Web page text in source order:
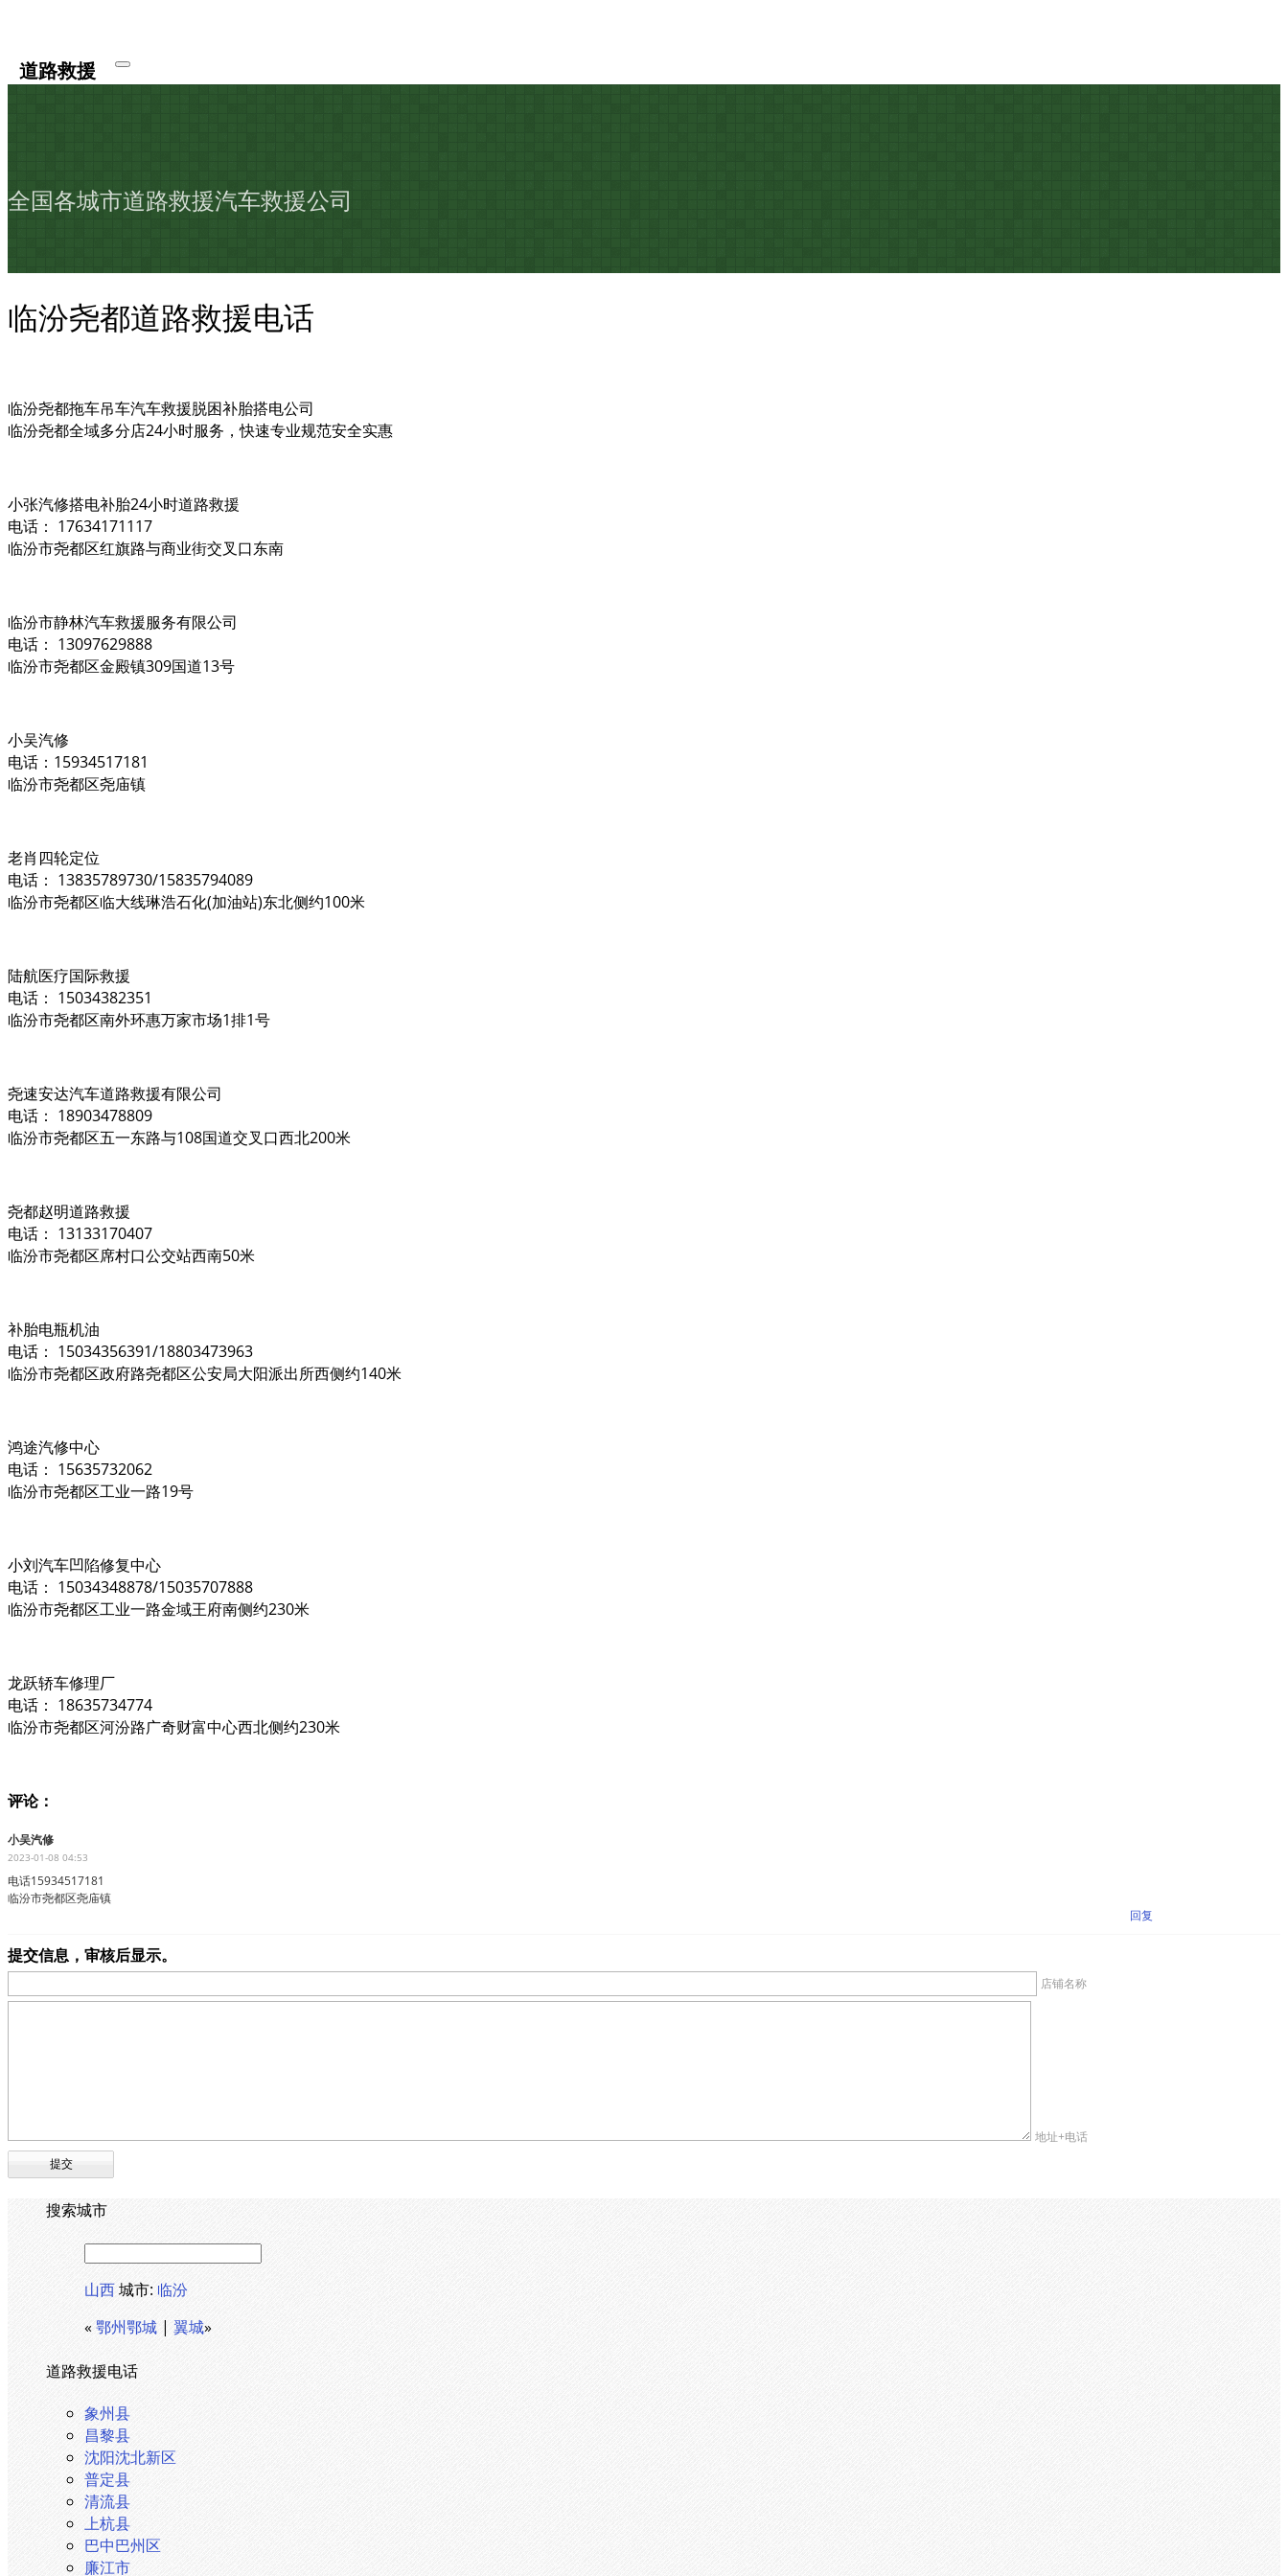
道路救援
全国各城市道路救援汽车救援公司
临汾尧都道路救援电话
临汾尧都拖车吊车汽车救援脱困补胎搭电公司
临汾尧都全域多分店24小时服务，快速专业规范安全实惠
小张汽修搭电补胎24小时道路救援
电话： 17634171117
临汾市尧都区红旗路与商业街交叉口东南
临汾市静林汽车救援服务有限公司
电话： 13097629888
临汾市尧都区金殿镇309国道13号
小吴汽修
电话：15934517181
临汾市尧都区尧庙镇
老肖四轮定位
电话： 13835789730/15835794089
临汾市尧都区临大线琳浩石化(加油站)东北侧约100米
陆航医疗国际救援
电话： 15034382351
临汾市尧都区南外环惠万家市场1排1号
尧速安达汽车道路救援有限公司
电话： 18903478809
临汾市尧都区五一东路与108国道交叉口西北200米
尧都赵明道路救援
电话： 13133170407
临汾市尧都区席村口公交站西南50米
补胎电瓶机油
电话： 15034356391/18803473963
临汾市尧都区政府路尧都区公安局大阳派出所西侧约140米
鸿途汽修中心
电话： 15635732062
临汾市尧都区工业一路19号
小刘汽车凹陷修复中心
电话： 15034348878/15035707888
临汾市尧都区工业一路金域王府南侧约230米
龙跃轿车修理厂
电话： 18635734774
临汾市尧都区河汾路广奇财富中心西北侧约230米
评论：
小吴汽修
2023-01-08 04:53
电话15934517181
临汾市尧都区尧庙镇
回复
提交信息，审核后显示。
店铺名称
地址+电话
搜索城市
山西城市: 临汾
«鄂州鄂城 | 翼城»
道路救援电话
象州县
昌黎县
沈阳沈北新区
普定县
清流县
上杭县
巴中巴州区
廉江市